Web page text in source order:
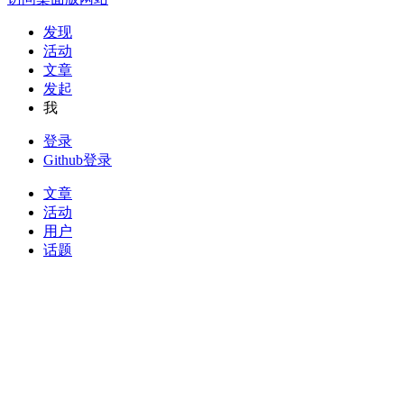
发现
活动
文章
发起
我
登录
Github登录
文章
活动
用户
话题